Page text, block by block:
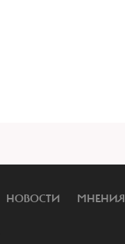
НОВОСТИ МНЕНИЯ